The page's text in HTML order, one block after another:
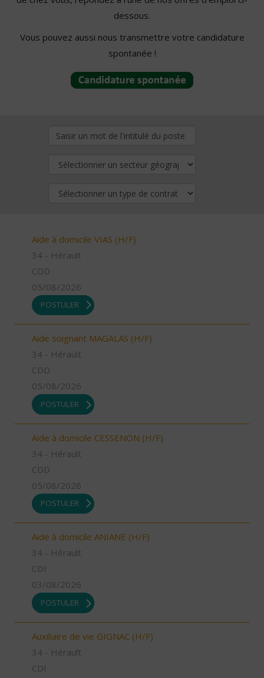
dessous.
Vous pouvez aussi nous transmettre votre candidature
spontanée !
Aide à domicile VIAS (H/F)
34 - Hérault
CDD
05/08/2026
POSTULER
Aide soignant MAGALAS (H/F)
34 - Hérault
CDD
05/08/2026
POSTULER
Aide à domicile CESSENON (H/F)
34 - Hérault
CDD
05/08/2026
POSTULER
Aide à domicile ANIANE (H/F)
34 - Hérault
CDI
03/08/2026
POSTULER
Auxiliaire de vie GIGNAC (H/F)
34 - Hérault
CDI